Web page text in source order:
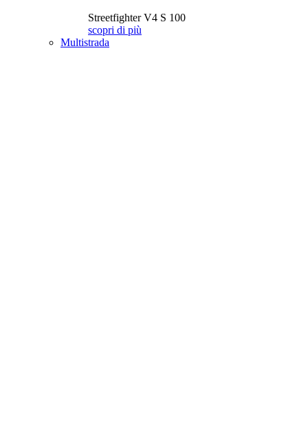
Streetfighter V4 S 100
scopri di più
Multistrada